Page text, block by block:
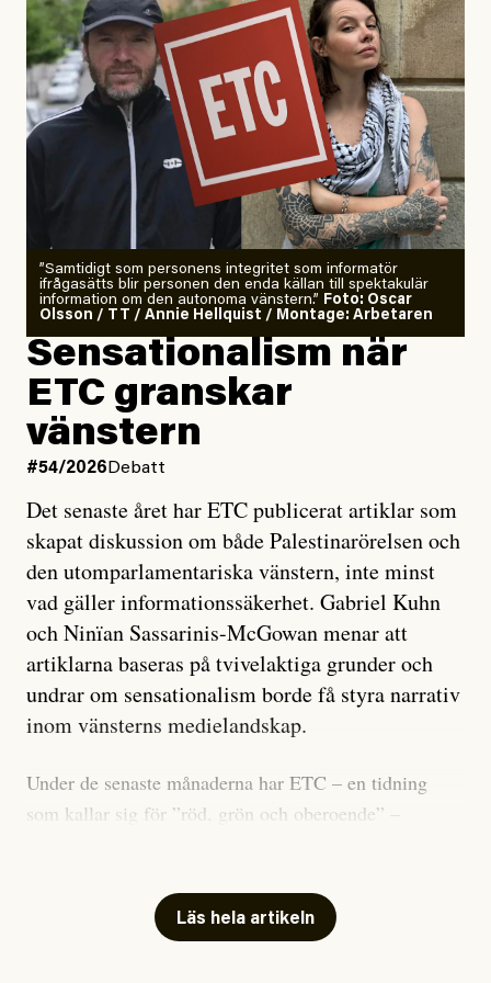
”Samtidigt som personens integritet som informatör
ifrågasätts blir personen den enda källan till spektakulär
information om den autonoma vänstern.” Foto: Oscar
Olsson / TT / Annie Hellquist / Montage: Arbetaren
Sensationalism när
ETC granskar
vänstern
#54/2026 Debatt
Det senaste året har ETC publicerat artiklar som
skapat diskussion om både Palestinarörelsen och
den utomparlamentariska vänstern, inte minst
vad gäller informationssäkerhet. Gabriel Kuhn
och Ninïan Sassarinis-McGowan menar att
artiklarna baseras på tvivelaktiga grunder och
undrar om sensationalism borde få styra narrativ
inom vänsterns medielandskap.
Under de senaste månaderna har ETC – en tidning
som kallar sig för ”röd, grön och oberoende” –
skriver för? Vad betyder det att vara en ”röd, grön och
oberoende” tidning? Och vad är egentligen bra
Läs hela artikeln